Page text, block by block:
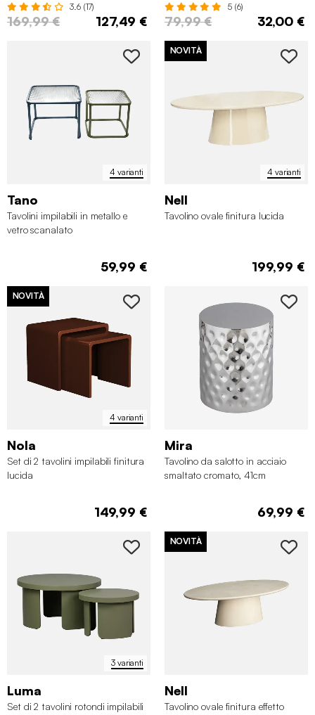
3.6 (17)
169,99 € 127,49 €
5 (6)
79,99 € 32,00 €
4 varianti
Tano
Tavolini impilabili in metallo e
vetro scanalato
59,99 €
4 varianti
NOVITÀ
Nell
Tavolino ovale finitura lucida
199,99 €
4 varianti
NOVITÀ
Nola
Set di 2 tavolini impilabili finitura
lucida
149,99 €
Mira
Tavolino da salotto in acciaio
smaltato cromato, 41cm
69,99 €
3 varianti
Luma
Set di 2 tavolini rotondi impilabili
NOVITÀ
Nell
Tavolino ovale finitura effetto